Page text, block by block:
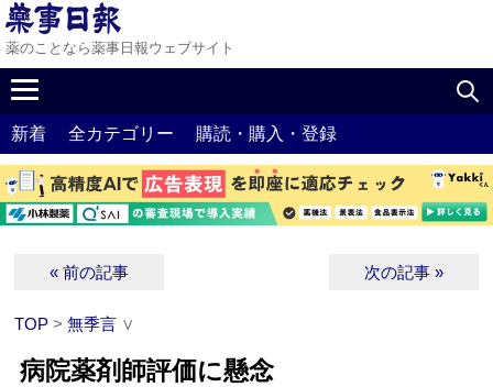
薬のことなら薬事日報ウェブサイト
新着 全カテゴリー 購読・購入・登録
« 前の記事 次の記事 »
TOP >無季言 ∨
病院薬剤師評価に懸念